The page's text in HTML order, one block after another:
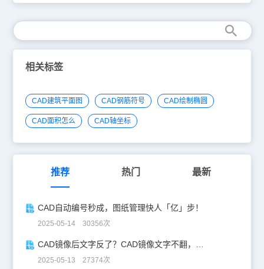
或英文逗号隔开，输入完毕后回车生效； 3. 在电子表格中键入[轴间
距］和[个数]，常用值可直接点取右方数据栏或下拉列表的预设数
据； 4. 返回1.输入其他开间进深，输入对应的数据。以上就是本文
CAD教程国产CAD轴网绘制如何输入轴网数据，可以看到软件提供
了多种的输入方式，也可以点选。感谢你阅读本文，CAD绘图软件可
以从浩辰官网进行CAD下载。
相关标签
CAD建筑平面图 CAD钢筋符号 CAD绘制椭圆
CAD面积怎么 CAD轴坐标
推荐 热门 最新
CAD自动编号秒成，图纸管理快人「亿」步！
2025-05-14 30356次
CAD镜像后文字反了？CAD镜像文字不翻，一键搞定！
2025-05-13 27374次